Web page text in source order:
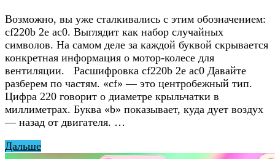
Возможно, вы уже сталкивались с этим обозначением:
cf220b 2e ac0. Выглядит как набор случайных
символов. На самом деле за каждой буквой скрывается
конкретная информация о мотор-колесе для
вентиляции. Расшифровка cf220b 2e ac0 Давайте
разберем по частям. «cf» — это центробежный тип.
Цифра 220 говорит о диаметре крыльчатки в
миллиметрах. Буква «b» показывает, куда дует воздух
— назад от двигателя. …
Дальше